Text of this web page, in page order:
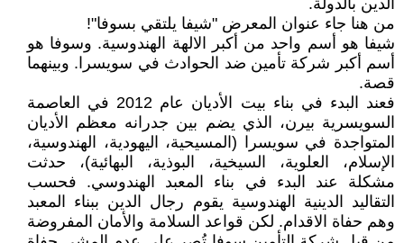
الدين بالدولة.
من هنا جاء عنوان المعرض "شيفا يلتقي بسوفا"!
شيفا هو أسم واحد من أكبر الالهة الهندوسية. وسوفا هو
أسم أكبر شركة تأمين ضد الحوادث في سويسرا. وبينهما
قصة.
فعند البدء في بناء بيت الأديان عام 2012 في العاصمة
السويسرية بيرن، الذي يضم بين جدرانه معظم الأديان
المتواجدة في سويسرا (المسيحية، اليهودية، الهندوسية،
الإسلام، العلوية، السيخية، البوذية، البهائية)، حدثت
مشكلة عند البدء في بناء المعبد الهندوسي. فحسب
التقاليد الدينية الهندوسية يقوم رجال الدين ببناء المعبد
وهم حفاة الاقدام. لكن قواعد السلامة والأمان المفروضة